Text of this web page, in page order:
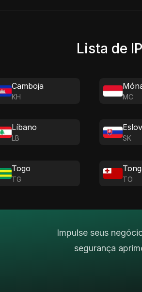
Lista de
Camboja
KH MC
Líbano
LB SK
Togo
TG TO
Impulse seus
segurança